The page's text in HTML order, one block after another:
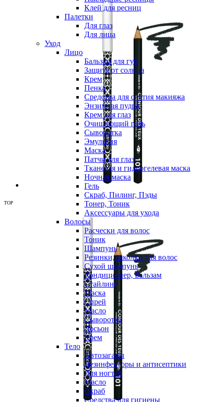
Клей для ресниц
Палетки
Для глаз
Для лица
Уход
Лицо
Бальзам для губ
Защита от солнца
Крем
Пенка
Средства для снятия макияжа
Энзимная пудра
Крем для глаз
Очищающий гель
Сыворотка
Эмульсия
Маска
Патчи для глаз
Тканевая и гидрогелевая маска
Ночная маска
Гель
Скраб, Пилинг, Пэды
Тонер, Тоник
Аксессуары для ухода
Волосы
Расчески для волос
Тоник
Шампунь
Резинки, заколки для волос
Сухой шампунь
Кондиционер, Бальзам
Стайлинг
Маска
Спрей
Масло
Сыворотка
Лосьон
Крем
Тело
Автозагары
Дезинфекторы и антисептики
Для ногтей
Масло
Скраб
Средства для гигиены
TOP